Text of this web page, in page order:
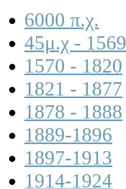
6000 π.χ.
45μ.χ - 1569
1570 - 1820
1821 - 1877
1878 - 1888
1889-1896
1897-1913
1914-1924